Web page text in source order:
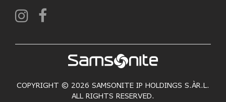
COPYRIGHT © 2026 SAMSONITE IP HOLDINGS S.ÀR.L.
ALL RIGHTS RESERVED.